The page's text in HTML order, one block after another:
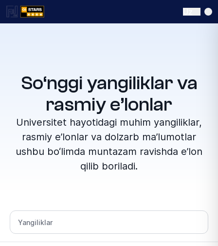
So‘nggi yangiliklar va
rasmiy e’lonlar
Universitet hayotidagi muhim yangiliklar,
rasmiy e’lonlar va dolzarb ma’lumotlar
ushbu bo‘limda muntazam ravishda e’lon
qilib boriladi.
Bo‘lim tanlang